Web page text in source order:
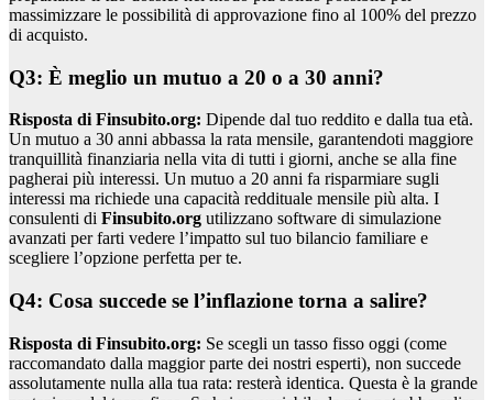
massimizzare le possibilità di approvazione fino al 100% del prezzo
di acquisto.
Q3: È meglio un mutuo a 20 o a 30 anni?
Risposta di Finsubito.org: Dipende dal tuo reddito e dalla tua età.
Un mutuo a 30 anni abbassa la rata mensile, garantendoti maggiore
tranquillità finanziaria nella vita di tutti i giorni, anche se alla fine
pagherai più interessi. Un mutuo a 20 anni fa risparmiare sugli
interessi ma richiede una capacità reddituale mensile più alta. I
consulenti di Finsubito.org utilizzano software di simulazione
avanzati per farti vedere l’impatto sul tuo bilancio familiare e
scegliere l’opzione perfetta per te.
Q4: Cosa succede se l’inflazione torna a salire?
Risposta di Finsubito.org: Se scegli un tasso fisso oggi (come
raccomandato dalla maggior parte dei nostri esperti), non succede
assolutamente nulla alla tua rata: resterà identica. Questa è la grande